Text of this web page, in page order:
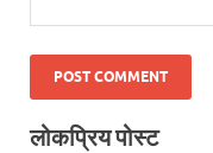
लोकप्रिय पोस्ट